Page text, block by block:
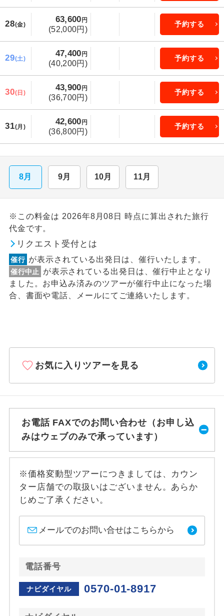
28(金)
63,600 円
(52,000円)
予約する
29(土)
47,400 円
(40,200円)
予約する
30(日)
43,900 円
(36,700円)
予約する
31(月)
42,600 円
(36,800円)
予約する
8月 9月 10月 11月
※この料金は 2026年8月08日 時点に算出された旅行
代金です。
リクエスト受付とは
催行 が表示されている出発日は、催行いたします。
催行中止
が表示されている出発日は、催行中止となり
ました。お申込み済みのツアーが催行中止になった場
合、書面や電話、メールにてご連絡いたします。
お気に入りツアーを見る
お電話 FAXでのお問い合わせ（お申し込
みはウェブのみで承っています）
※価格変動型ツアーにつきましては、カウン
ター店舗での取扱いはございません。あらか
じめご了承ください。
メールでのお問い合せはこちらから
電話番号
ナビダイヤル 0570-01-8917